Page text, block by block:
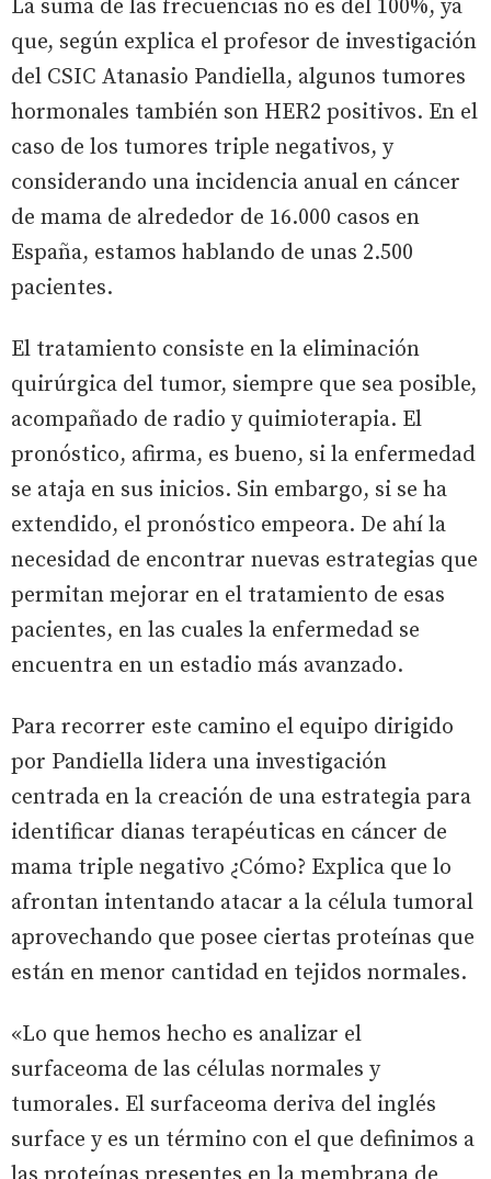
La suma de las frecuencias no es del 100%, ya
que, según explica el profesor de investigación
del CSIC Atanasio Pandiella, algunos tumores
hormonales también son HER2 positivos. En el
caso de los tumores triple negativos, y
considerando una incidencia anual en cáncer
de mama de alrededor de 16.000 casos en
España, estamos hablando de unas 2.500
pacientes.
El tratamiento consiste en la eliminación
quirúrgica del tumor, siempre que sea posible,
acompañado de radio y quimioterapia. El
pronóstico, afirma, es bueno, si la enfermedad
se ataja en sus inicios. Sin embargo, si se ha
extendido, el pronóstico empeora. De ahí la
necesidad de encontrar nuevas estrategias que
permitan mejorar en el tratamiento de esas
pacientes, en las cuales la enfermedad se
encuentra en un estadio más avanzado.
Para recorrer este camino el equipo dirigido
por Pandiella lidera una investigación
centrada en la creación de una estrategia para
identificar dianas terapéuticas en cáncer de
mama triple negativo ¿Cómo? Explica que lo
afrontan intentando atacar a la célula tumoral
aprovechando que posee ciertas proteínas que
están en menor cantidad en tejidos normales.
«Lo que hemos hecho es analizar el
surfaceoma de las células normales y
tumorales. El surfaceoma deriva del inglés
surface y es un término con el que definimos a